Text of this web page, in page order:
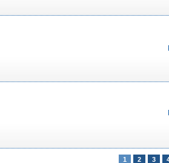
1 2 3